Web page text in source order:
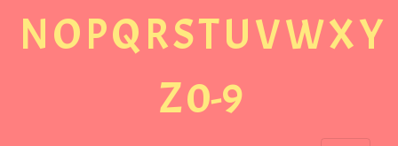
NOPQRSTUVWXY
Z0-9